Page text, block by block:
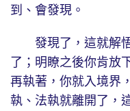
到、會發現。
發現了，這就解悟
了；明瞭之後你肯放
再執著，你就入境界
執、法執就離開了，